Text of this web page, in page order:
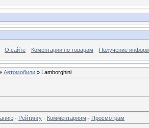
О сайте Коментарии по товарам Получение
Автомобили » Lamborghini
· Рейтингу · Комментариям · Просмотрам